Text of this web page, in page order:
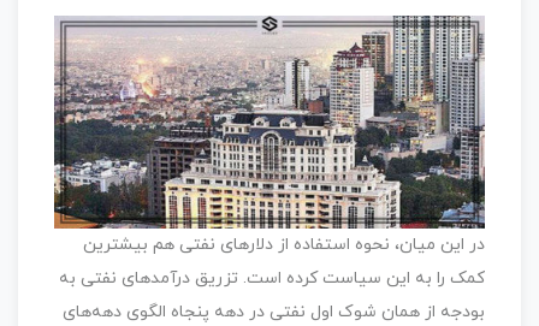
در این میان، نحوه استفاده از دلارهای نفتی هم بیشترین
کمک را به این سیاست کرده است. تزریق درآمدهای نفتی به
بودجه از همان شوک اول نفتی در دهه پنجاه الگوی دهه‌های